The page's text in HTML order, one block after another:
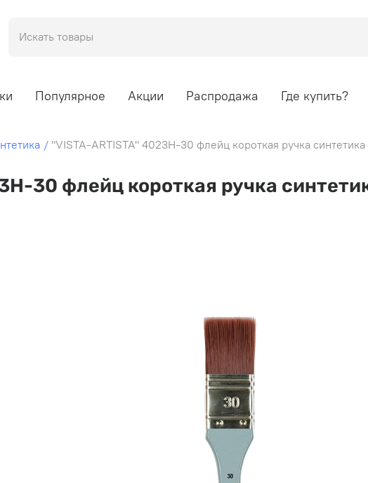
Популярное Акции Распродажа Где купить?
"VISTA-ARTISTA" 4023H-30 флейц короткая ручка
30 флейц короткая ручка